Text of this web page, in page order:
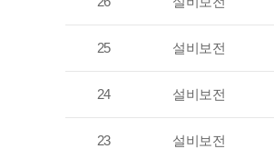
25 설비보전
24 설비보전
23 설비보전